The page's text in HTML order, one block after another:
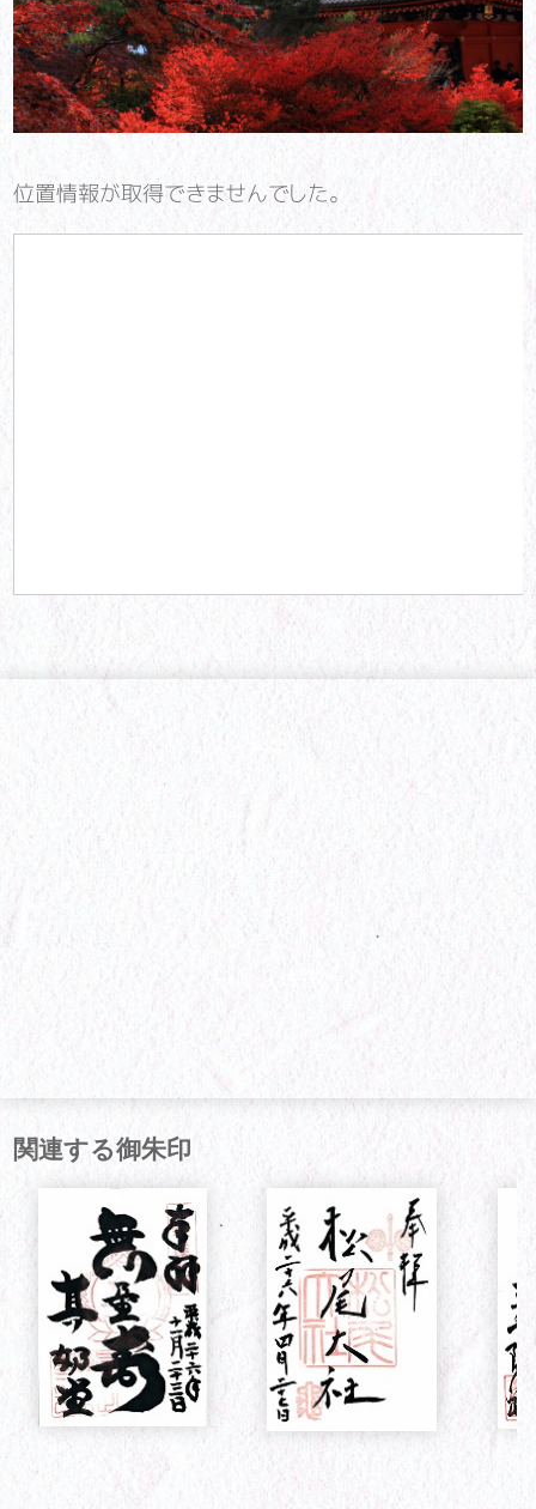
位置情報が取得できませんでした。
関連する御朱印